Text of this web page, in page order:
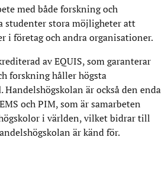
med både forskning och
studenter stora möjligheter att
i företag och andra organisationer.
av EQUIS, som garanterar
forskning håller högsta
är också den enda
och PIM, som är samarbeten
i världen, vilket bidrar till
är känd för.